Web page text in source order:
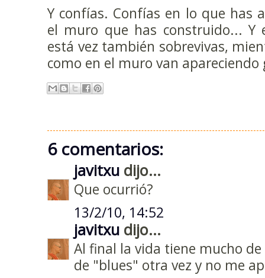
Y confías. Confías en lo que has
el muro que has construido... Y
está vez también sobrevivas,
como en el muro van apareciendo
6 comentarios:
javitxu dijo...
Que ocurrió?
13/2/10, 14:52
javitxu dijo...
Al final la vida tiene mucho
de "blues" otra vez y no me